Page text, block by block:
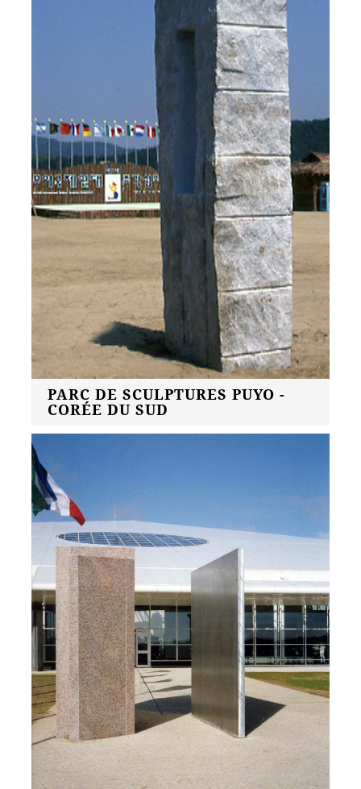
PARC DE SCULPTURES PUYO -
CORÉE DU SUD